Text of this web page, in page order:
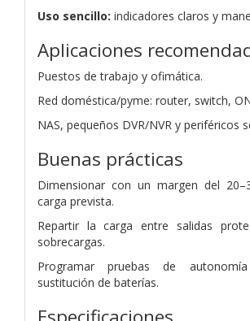
Uso sencillo: indicadores claros y
Aplicaciones
Puestos de trabajo y ofimática.
Red doméstica/pyme: router, switch,
NAS, pequeños DVR/NVR y periféricos
Buenas prácticas
Dimensionar con un margen del
carga prevista.
Repartir la carga entre salidas
sobrecargas.
Programar pruebas de
sustitución de baterías.